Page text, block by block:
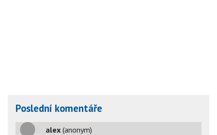
Poslední komentáře
alex (anonym)